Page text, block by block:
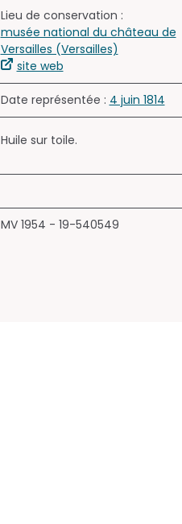
Lieu de conservation :
musée national du château de
Versailles (Versailles)
site web
Date représentée : 4 juin 1814
Huile sur toile.
MV 1954 - 19-540549